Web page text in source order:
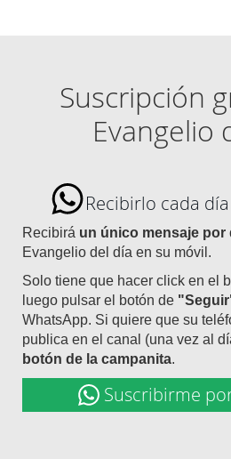
Suscripción
Evangelio
Recibirlo cada
Recibirá un único mensaje por
Evangelio del día en su móvil.
Solo tiene que hacer click en el
luego pulsar el botón de
WhatsApp. Si quiere que su
publica en el canal (una vez al
botón de la campanita.
Suscribirme